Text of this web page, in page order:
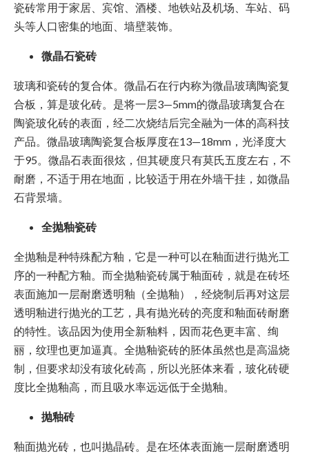
瓷砖常用于家居、宾馆、酒楼、地铁站及机场、车站、码
头等人口密集的地面、墙壁装饰。
微晶石瓷砖
玻璃和瓷砖的复合体。微晶石在行内称为微晶玻璃陶瓷复
合板，算是玻化砖。是将一层3—5mm的微晶玻璃复合在
陶瓷玻化砖的表面，经二次烧结后完全融为一体的高科技
产品。微晶玻璃陶瓷复合板厚度在13—18mm，光泽度大
于95。微晶石表面很炫，但其硬度只有莫氏五度左右，不
耐磨，不适于用在地面，比较适于用在外墙干挂，如微晶
石背景墙。
全抛釉瓷砖
全抛釉是种特殊配方釉，它是一种可以在釉面进行抛光工
序的一种配方釉。而全抛釉瓷砖属于釉面砖，就是在砖坯
表面施加一层耐磨透明釉（全抛釉），经烧制后再对这层
透明釉进行抛光的工艺，具有抛光砖的亮度和釉面砖耐磨
的特性。该品因为使用全新釉料，因而花色更丰富、绚
丽，纹理也更加逼真。全抛釉瓷砖的胚体虽然也是高温烧
制，但要求却没有玻化砖高，所以光胚体来看，玻化砖硬
度比全抛釉高，而且吸水率远远低于全抛釉。
抛釉砖
釉面抛光砖，也叫抛晶砖。是在坯体表面施一层耐磨透明